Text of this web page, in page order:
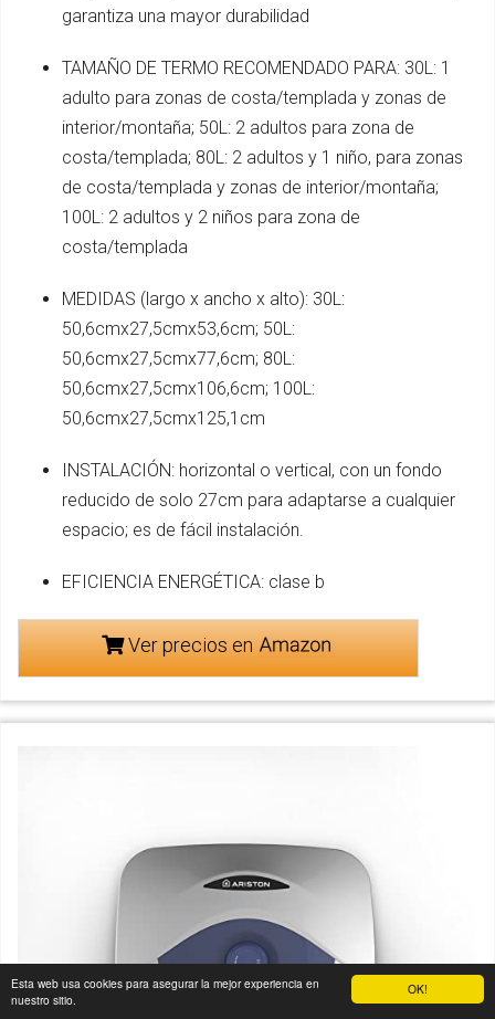
OK!
Esta web usa cookies para asegurar la mejor experiencia en
nuestro sitio.
garantiza una mayor durabilidad
TAMAÑO DE TERMO RECOMENDADO PARA: 30L: 1
adulto para zonas de costa/templada y zonas de
interior/montaña; 50L: 2 adultos para zona de
costa/templada; 80L: 2 adultos y 1 niño, para zonas
de costa/templada y zonas de interior/montaña;
100L: 2 adultos y 2 niños para zona de
costa/templada
MEDIDAS (largo x ancho x alto): 30L:
50,6cmx27,5cmx53,6cm; 50L:
50,6cmx27,5cmx77,6cm; 80L:
50,6cmx27,5cmx106,6cm; 100L:
50,6cmx27,5cmx125,1cm
INSTALACIÓN: horizontal o vertical, con un fondo
reducido de solo 27cm para adaptarse a cualquier
espacio; es de fácil instalación.
EFICIENCIA ENERGÉTICA: clase b
Ver precios en